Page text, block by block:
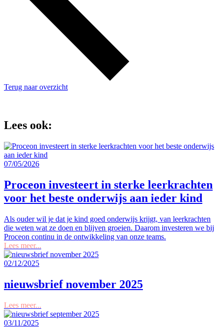
Terug naar overzicht
Lees ook:
07/05/2026
Proceon investeert in sterke leerkrachten
voor het beste onderwijs aan ieder kind
Als ouder wil je dat je kind goed onderwijs krijgt, van leerkrachten
die weten wat ze doen en blijven groeien. Daarom investeren we bij
Proceon continu in de ontwikkeling van onze teams.
Lees meer...
02/12/2025
nieuwsbrief november 2025
Lees meer...
03/11/2025